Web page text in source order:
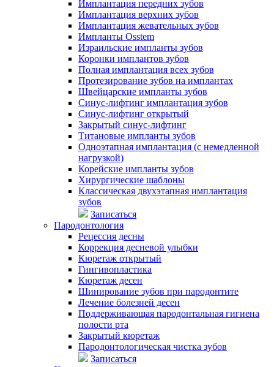
Имплантация передних зубов
Имплантация верхних зубов
Имплантация жевательных зубов
Импланты Osstem
Израильские импланты зубов
Коронки имплантов зубов
Полная имплантация всех зубов
Протезирование зубов на имплантах
Швейцарские импланты зубов
Синус-лифтинг имплантация зубов
Синус-лифтинг открытый
Закрытый синус-лифтинг
Титановые импланты зубов
Одноэтапная имплантация (с немедленной
нагрузкой)
Корейские импланты зубов
Хирургические шаблоны
Классическая двухэтапная имплантация
зубов
Записаться
Пародонтология
Рецессия десны
Коррекция десневой улыбки
Кюретаж открытый
Гингивопластика
Кюретаж десен
Шинирование зубов при пародонтите
Лечение болезней десен
Поддерживающая пародонтальная гигиена
полости рта
Закрытый кюретаж
Пародонтологическая чистка зубов
Записаться